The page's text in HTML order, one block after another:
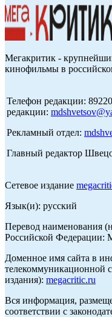
Мегакритик -
кинофильмы в
Телефон редакции:
редакции:
Рекламный отдел:
Главный редактор
Сетевое издание
Язык(и): русский
Перевод наименования
Российской Федерации:
Доменное имя сайта в
телекоммуникационной
издания): megacritic.ru
Вся информация,
соответствии с